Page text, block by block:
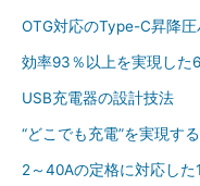
OTG対応のType-C昇降
効率93％以上を実現した
USB充電器の設計技法
“どこでも充電”を実現す
2～40Aの定格に対応した